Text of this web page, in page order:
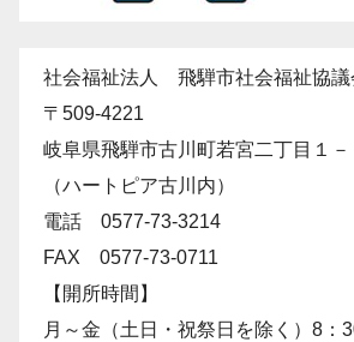
社会福祉法人 飛騨市社会福祉協議
〒509-4221
岐阜県飛騨市古川町若宮二丁目１－
（ハートピア古川内）
電話 0577-73-3214
FAX 0577-73-0711
【開所時間】
月～金（土日・祝祭日を除く）8：